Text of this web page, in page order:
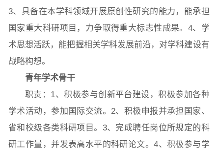
3、具备在本学科领域开展原创性研究的能力，能承担
国家重大科研项目，力争取得重大标志性成果。4、学
术思想活跃，能把握相关学科发展前沿，对学科建设有
战略构想。
青年学术骨干
职责：1、积极参与创新平台建设，积极参加各种
学术活动，参加国际交流。2、积极申报并承担国家、
省和校级各类科研项目。3、完成聘任岗位所规定的科
研工作量，并发表高水平的科研论文。4、积极参与学